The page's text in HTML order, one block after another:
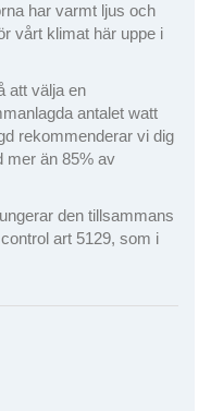
har varmt ljus och
vårt klimat här uppe i
att välja en
antalet watt
rekommenderar vi dig
mer än 85% av
den tillsammans
art 5129, som i